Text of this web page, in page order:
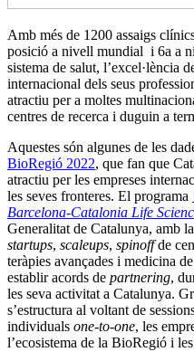
Amb més de 1200 assaigs
posició a nivell mundial i 6a a
sistema de salut, l’excel·lència
internacional dels seus
atractiu per a moltes
centres de recerca i duguin a
Aquestes són algunes de les
BioRegió 2022, que fan que
atractiu per les empreses
les seves fronteres. El programa
Barcelona-Catalonia Life
Generalitat de Catalunya, amb
startups, scaleups, spinoffde
teràpies avançades i medicina
establir acords de partnering,
les seva activitat a Catalunya.
s’estructura al voltant de
individuals one-to-one, les
l’ecosistema de la BioRegió i